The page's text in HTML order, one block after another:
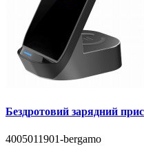
Бездротовий зарядний
4005011901-bergamo